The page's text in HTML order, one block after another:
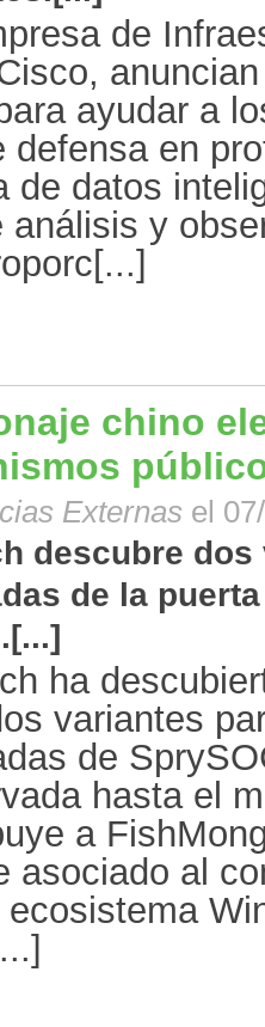
de
ayudar a
defensa en
de datos
análisis y
chino
Externas el
descubre
de la
ha
variantes
de
hasta el
a
asociado al